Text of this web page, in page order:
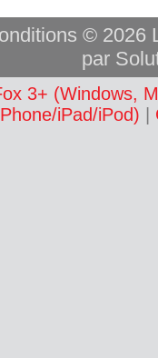
© 2026
par
3+ (Windows,
iPad/iPod)